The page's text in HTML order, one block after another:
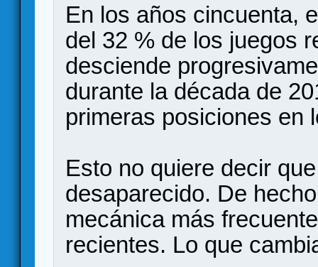
En los años cincuenta,
del 32 % de los juegos
desciende
durante la década de
primeras posiciones en
Esto no quiere decir
desaparecido. De
mecánica más
recientes. Lo que